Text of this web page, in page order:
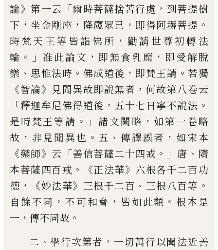
論》第一云 「爾時菩薩捨苦行處 ， 到菩提樹
下 ， 坐金剛座 ， 降魔眾已 ， 即得阿耨菩提 。
時梵天王等皆詣佛所 ，勸請世尊初轉法
輪 。」 准此論文 ， 即無食乳糜 ， 即受解脫
樂 、 思惟法時 。 佛成道後 ， 即梵王請 。若獨
《智論》 見聞異故即說無者 ， 何故第八卷云
「釋迦牟尼佛得道後 ， 五十七日寧不說法 。
是時梵王等請 。」諸文闕略 ， 如第一卷略
故 ， 非見聞異也 。 五 、 傳譯誤者 ， 如宋本
《藥師》 云 「善信菩薩二十四戒 。」 唐 、 隋
本菩薩四百戒 。《正法華》 六根各千二百功
德 ，《妙法華》 三根千二百 、 三根八百等 。
自餘不同 ， 不可和會 ， 皆如此類 。 根本是
一 ， 傳不同故 。
二 、學行次第者 ， 一切萬行以聞法近善